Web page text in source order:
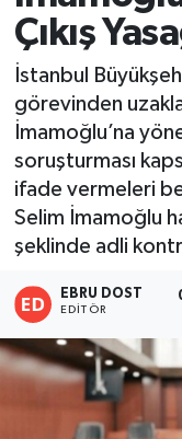
Çıkış
İstanbul
görevinden
İmamoğlu’na
soruşturması
ifade vermeleri
Selim İmamoğlu
şeklinde adli
EBRU DOST
EDITÖR